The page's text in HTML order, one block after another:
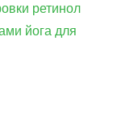
ретинол
йога для